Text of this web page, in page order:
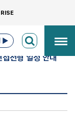
▶
전형 일정 안내